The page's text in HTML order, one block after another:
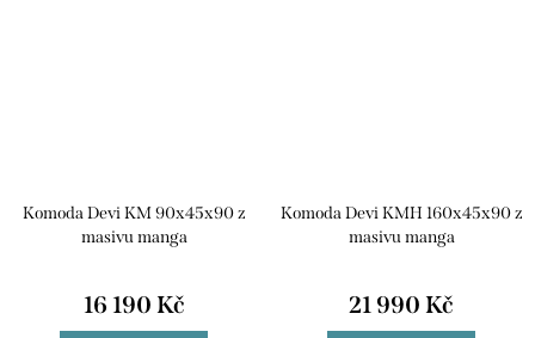
Komoda Devi KM 90x45x90 z
masivu manga
16 190 Kč
Komoda Devi KMH 160x45x90 z
masivu manga
21 990 Kč